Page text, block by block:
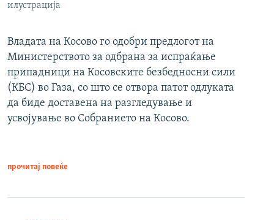
илустрација
Владата на Косово го одобри предлогот на
Министерството за одбрана за испраќање
припадници на Косовските безбедносни сили
(КБС) во Газа, со што се отвора патот одлуката
да биде доставена на разгледување и
усвојување во Собранието на Косово.
прочитај повеќе